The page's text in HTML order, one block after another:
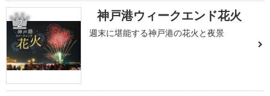
2 神戸港ウィークエンド花火
週末に堪能する神戸港の花火と夜景